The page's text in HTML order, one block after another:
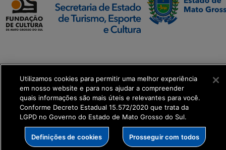
get_footer();
Utilizamos cookies para permitir uma melhor experiência
em nosso website e para nos ajudar a compreender
quais informações são mais úteis e relevantes para você.
Conforme Decreto Estadual 15.572/2020 que trata da
LGPD no Governo do Estado de Mato Grosso do Sul.
Definições de cookies Prosseguir com todos